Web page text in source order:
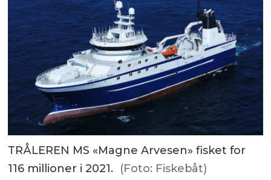
TRÅLEREN MS «Magne Arvesen» fisket for
116 millioner i 2021. (Foto: Fiskebåt)